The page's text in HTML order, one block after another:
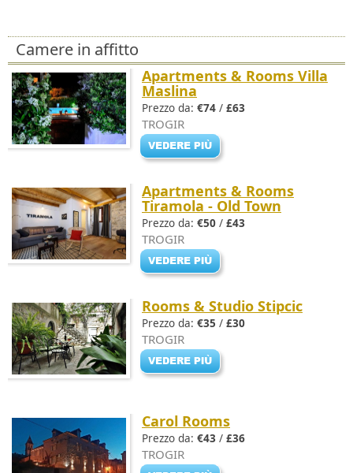
Camere in affitto
Apartments & Rooms Villa
Maslina
Prezzo da: €74 / £63
TROGIR
Apartments & Rooms
Tiramola - Old Town
Prezzo da: €50 / £43
TROGIR
Rooms & Studio Stipcic
Prezzo da: €35 / £30
TROGIR
Carol Rooms
Prezzo da: €43 / £36
TROGIR